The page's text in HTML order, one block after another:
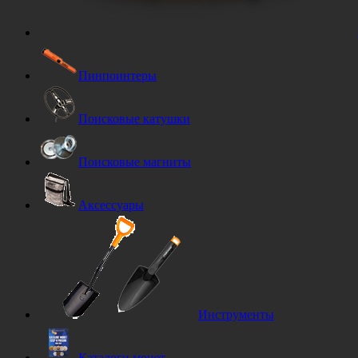
Пинпоинтеры
Поисковые катушки
Поисковые магниты
Аксессуары
Инструменты